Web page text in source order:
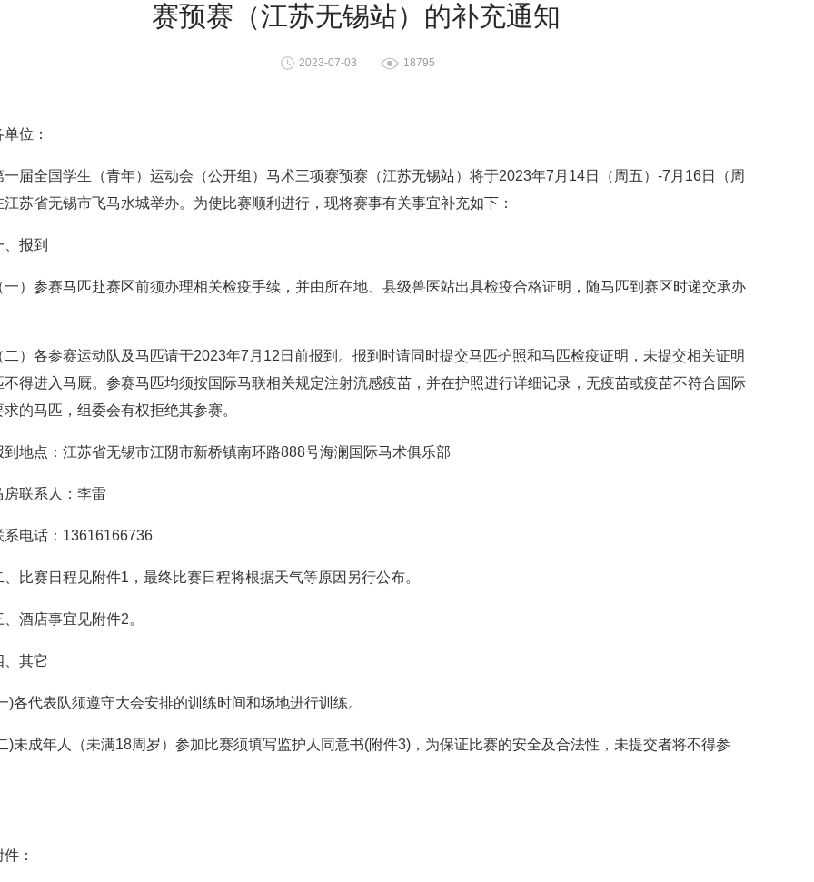
赛预赛（江苏无锡站）的补充通知
2023-07-03 18795
单位：
一届全国学生（青年）运动会（公开组）马术三项赛预赛（江苏无锡站）将于2023年7月14日（周五）-7月16日（周
江苏省无锡市飞马水城举办。为使比赛顺利进行，现将赛事有关事宜补充如下：
、报到
一）参赛马匹赴赛区前须办理相关检疫手续，并由所在地、县级兽医站出具检疫合格证明，随马匹到赛区时递交承办
二）各参赛运动队及马匹请于2023年7月12日前报到。报到时请同时提交马匹护照和马匹检疫证明，未提交相关证明
不得进入马厩。参赛马匹均须按国际马联相关规定注射流感疫苗，并在护照进行详细记录，无疫苗或疫苗不符合国际
求的马匹，组委会有权拒绝其参赛。
到地点：江苏省无锡市江阴市新桥镇南环路888号海澜国际马术俱乐部
房联系人：李雷
系电话：13616166736
、比赛日程见附件1，最终比赛日程将根据天气等原因另行公布。
、酒店事宜见附件2。
、其它
)各代表队须遵守大会安排的训练时间和场地进行训练。
)未成年人（未满18周岁）参加比赛须填写监护人同意书(附件3)，为保证比赛的安全及合法性，未提交者将不得参
：